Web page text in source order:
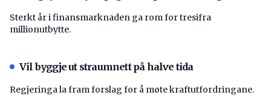
Sterkt år i finansmarknaden ga rom for tresifra
millionutbytte.
Vil byggje ut straumnett på halve tida
Regjeringa la fram forslag for å møte kraftutfordringane.